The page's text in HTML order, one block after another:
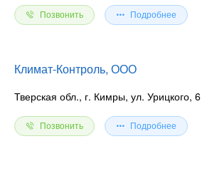
Позвонить Подробнее
Климат-Контроль, ООО
Тверская обл., г. Кимры, ул. Урицкого, 6
Позвонить Подробнее